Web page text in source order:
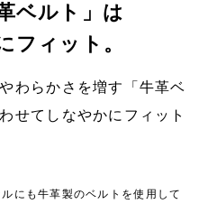
ベルト」は
フィット。
わらかさを増す「牛革ベ
せてしなやかにフィット
にも牛革製のベルトを使用して